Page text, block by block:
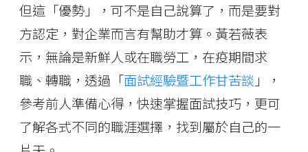
但這「優勢」，可不是自己說算了，而是要對
方認定，對企業而言有幫助才算。黃若薇表
示，無論是新鮮人或在職勞工，在疫期間求
職、轉職，透過「面試經驗暨工作甘苦談 」，
參考前人準備心得，快速掌握面試技巧，更可
了解各式不同的職涯選擇，找到屬於自己的一